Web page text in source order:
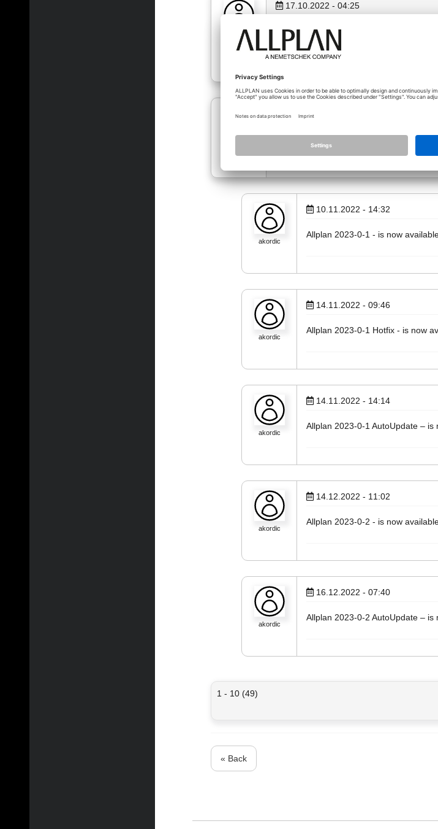
mcherchi
17.10.2022 - 04:25
Allplan IBD 2023-0-0 Planungsdaten /
available for download / steht zum
02.11.2022 - 12:28
Allplan 2023-0-0 Student - is now
akordic
10.11.2022 - 14:32
Allplan 2023-0-1 - is now
akordic
14.11.2022 - 09:46
Allplan 2023-0-1 Hotfix - is now
akordic
14.11.2022 - 14:14
Allplan 2023-0-1 AutoUpdate – is
akordic
14.12.2022 - 11:02
Allplan 2023-0-2 - is now
akordic
16.12.2022 - 07:40
Allplan 2023-0-2 AutoUpdate – is
1 - 10 (49)
« Back